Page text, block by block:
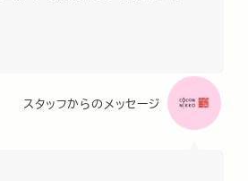
スタッフからのメッセージ